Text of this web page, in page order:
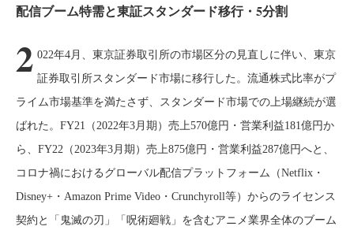
配信ブーム特需と東証スタンダード移行・5分割
2 022年4月、東京証券取引所の市場区分の見直しに伴い、東京
証券取引所スタンダード市場に移行した。流通株式比率がプ
ライム市場基準を満たさず、スタンダード市場での上場継続が選
ばれた。FY21（2022年3月期）売上570億円・営業利益181億円か
ら、FY22（2023年3月期）売上875億円・営業利益287億円へと、
コロナ禍におけるグローバル配信プラットフォーム（Netflix・
Disney+・Amazon Prime Video・Crunchyroll等）からのライセンス
契約と「鬼滅の刃」「呪術廻戦」を含むアニメ業界全体のブーム